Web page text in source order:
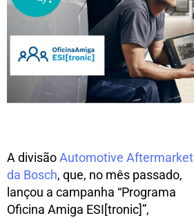
A divisãoAutomotive Aftermarket
da Bosch, que, no mês passado,
lançou a campanha “Programa
Oficina Amiga ESI[tronic]”,